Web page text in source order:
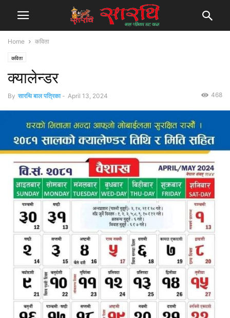
Home कविता
कविता
क्यालेन्डर
By सारथि बाल पत्रिका - April 13, 2024 468